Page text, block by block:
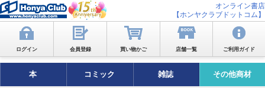
オンライン書店
【ホンヤクラブドットコム】
ログイン 会員登録 買い物かご 店舗一覧 ご利用ガイド
本 コミック 雑誌 その他商材